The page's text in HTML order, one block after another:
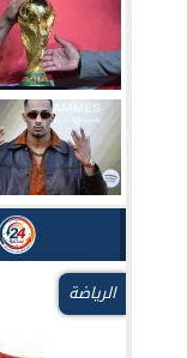
الرياضة